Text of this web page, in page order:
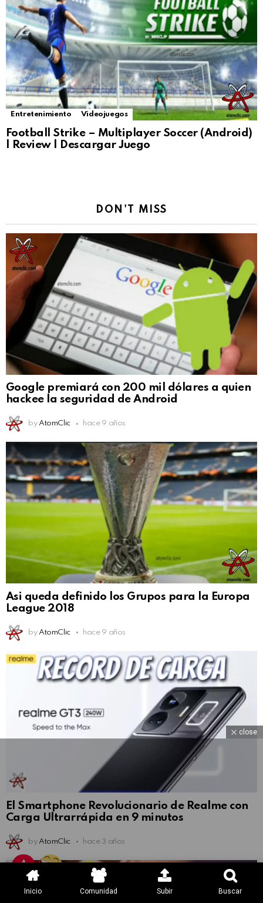
Entretenimiento Videojuegos
Football Strike – Multiplayer Soccer (Android)
| Review | Descargar Juego
DON'T MISS
Google premiará con 200 mil dólares a quien
hackee la seguridad de Android
by AtomClic hace 9 años
Asi queda definido los Grupos para la Europa
League 2018
by AtomClic hace 9 años
El Smartphone Revolucionario de Realme con
Carga Ultrarrápida en 9 minutos
by AtomClic hace 3 años
close
Inicio Comunidad Subir Buscar